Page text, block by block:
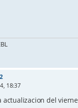
18:37
del